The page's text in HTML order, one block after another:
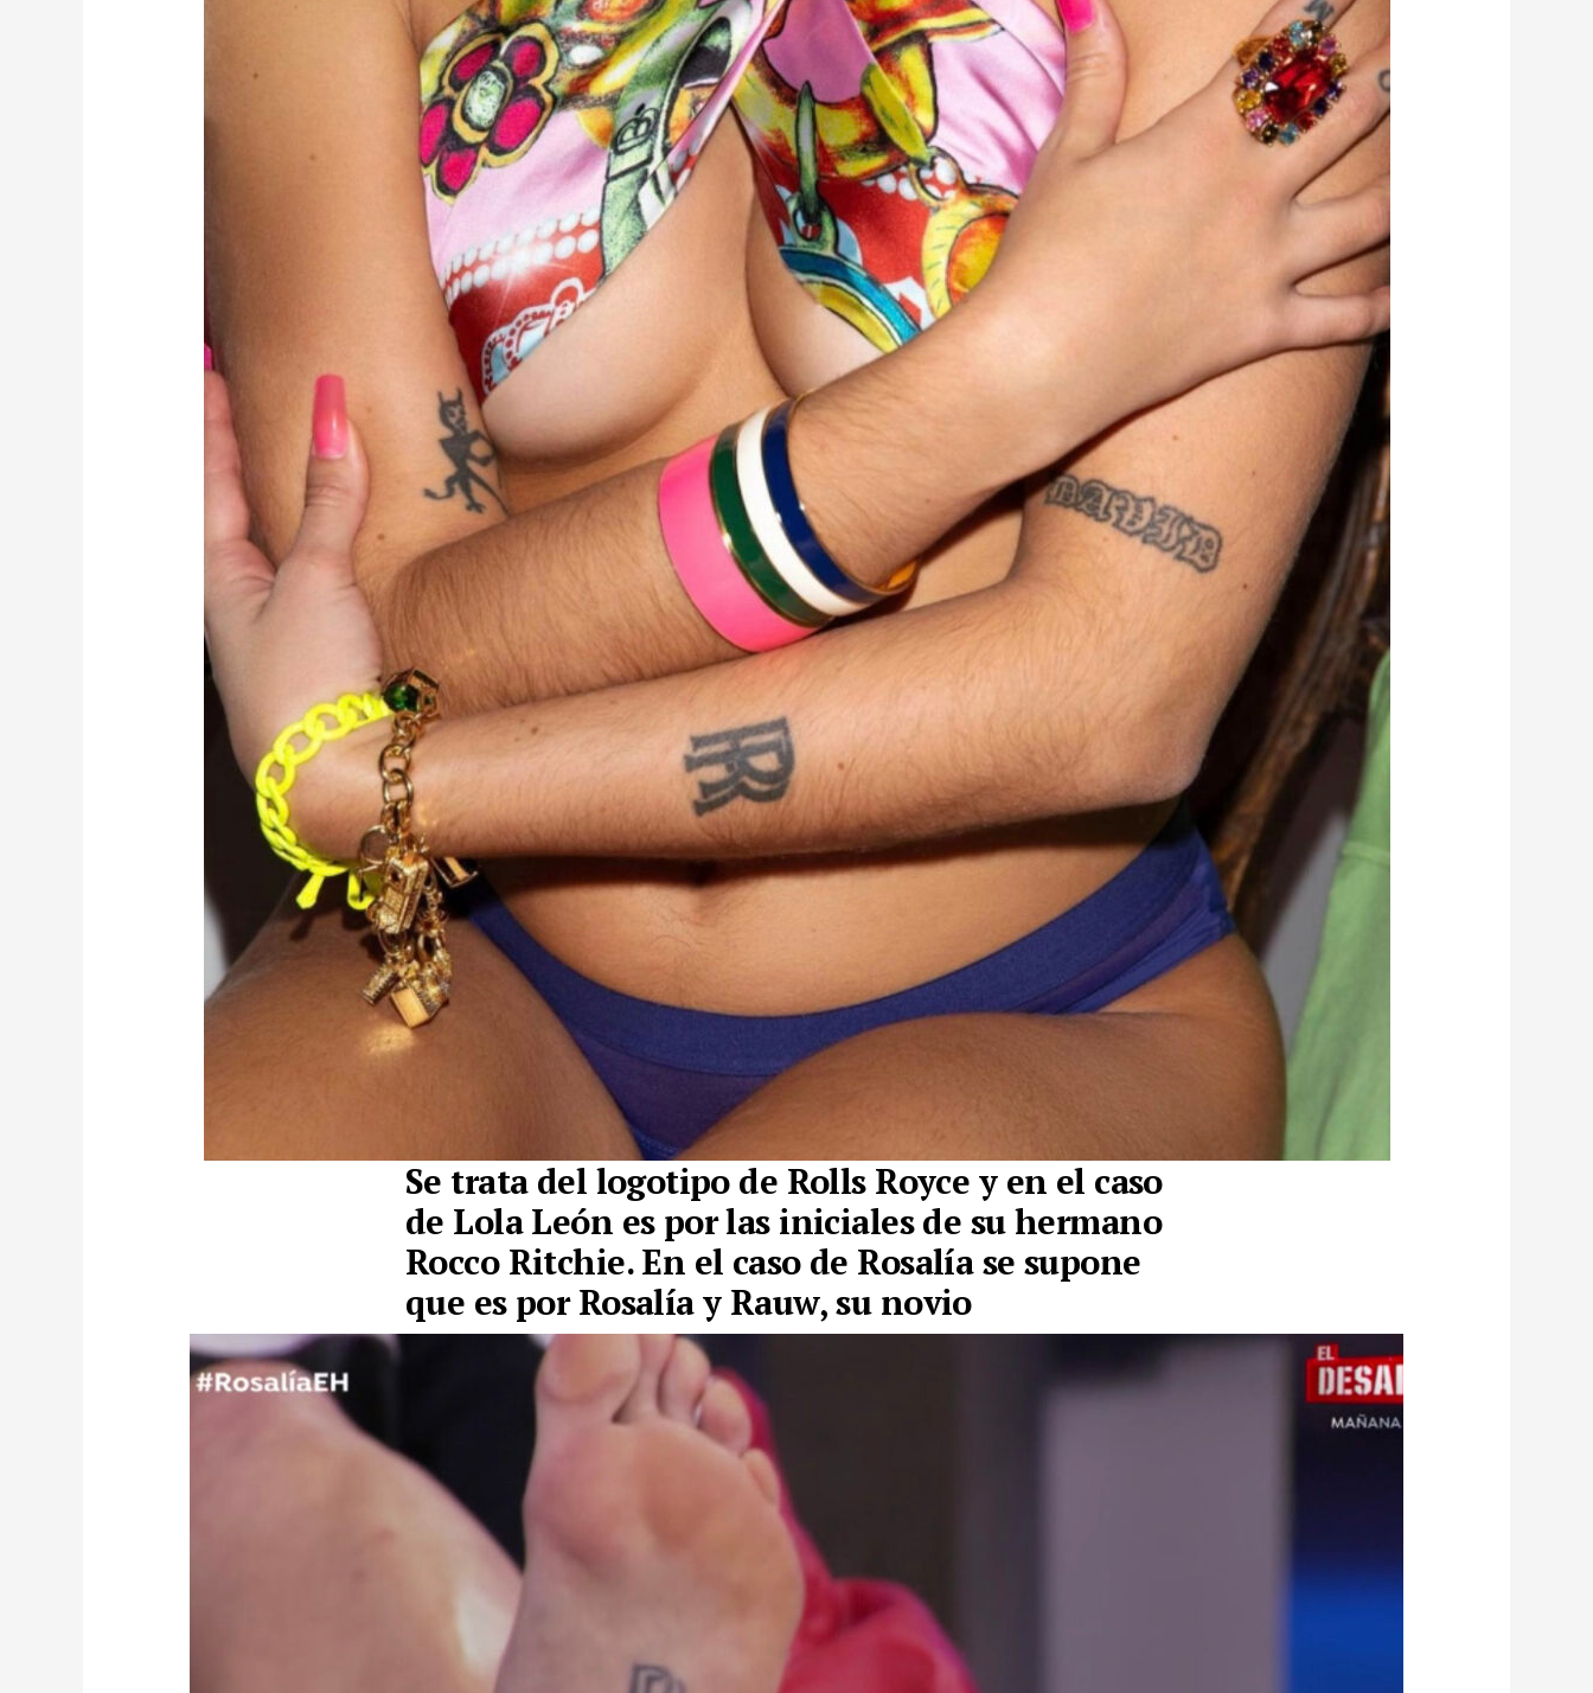
Se trata del logotipo de Rolls Royce y en el caso
de Lola León es por las iniciales de su hermano
Rocco Ritchie. En el caso de Rosalía se supone
que es por Rosalía y Rauw, su novio